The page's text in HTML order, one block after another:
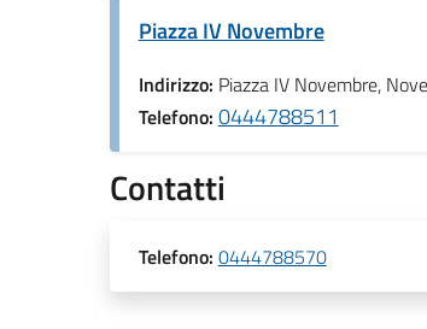
Piazza IV Novembre
Indirizzo: Piazza IV Novembre,
Telefono: 0444788511
Contatti
Telefono: 0444788570